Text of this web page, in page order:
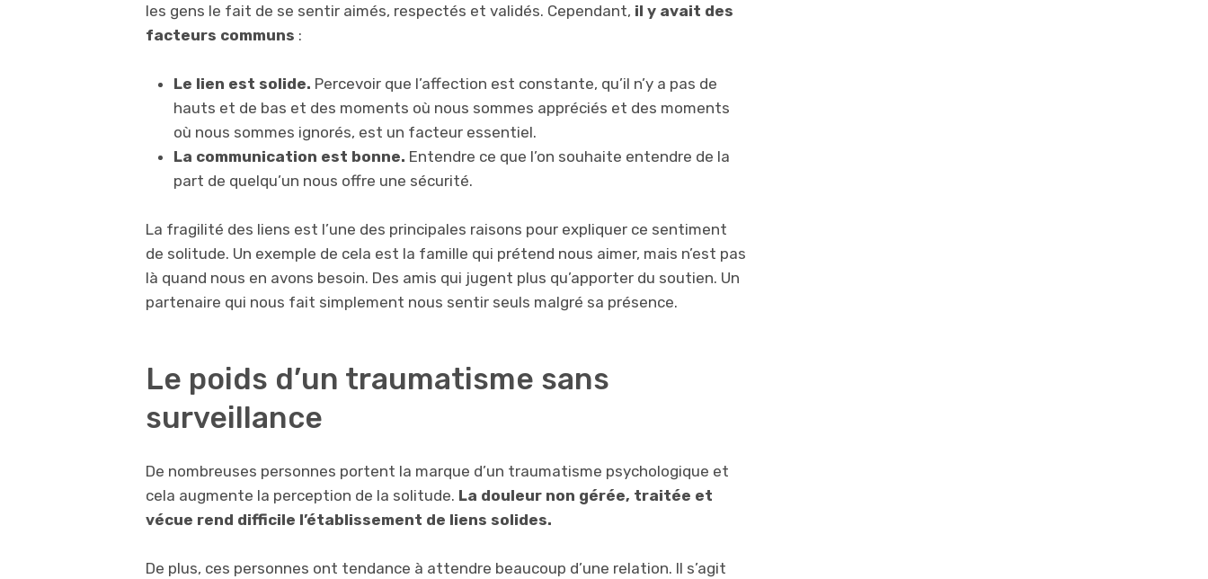
les gens le fait de se sentir aimés, respectés et validés. Cependant, il y avait des
facteurs communs :
Le lien est solide. Percevoir que l’affection est constante, qu’il n’y a pas de
hauts et de bas et des moments où nous sommes appréciés et des moments
où nous sommes ignorés, est un facteur essentiel.
La communication est bonne. Entendre ce que l’on souhaite entendre de la
part de quelqu’un nous offre une sécurité.
La fragilité des liens est l’une des principales raisons pour expliquer ce sentiment
de solitude. Un exemple de cela est la famille qui prétend nous aimer, mais n’est pas
là quand nous en avons besoin. Des amis qui jugent plus qu’apporter du soutien. Un
partenaire qui nous fait simplement nous sentir seuls malgré sa présence.
Le poids d’un traumatisme sans
surveillance
De nombreuses personnes portent la marque d’un traumatisme psychologique et
cela augmente la perception de la solitude. La douleur non gérée, traitée et
vécue rend difficile l’établissement de liens solides.
De plus, ces personnes ont tendance à attendre beaucoup d’une relation. Il s’agit